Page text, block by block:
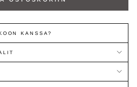
KANSSA?